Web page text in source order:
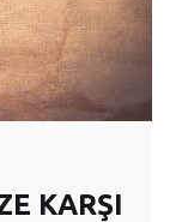
KARŞI